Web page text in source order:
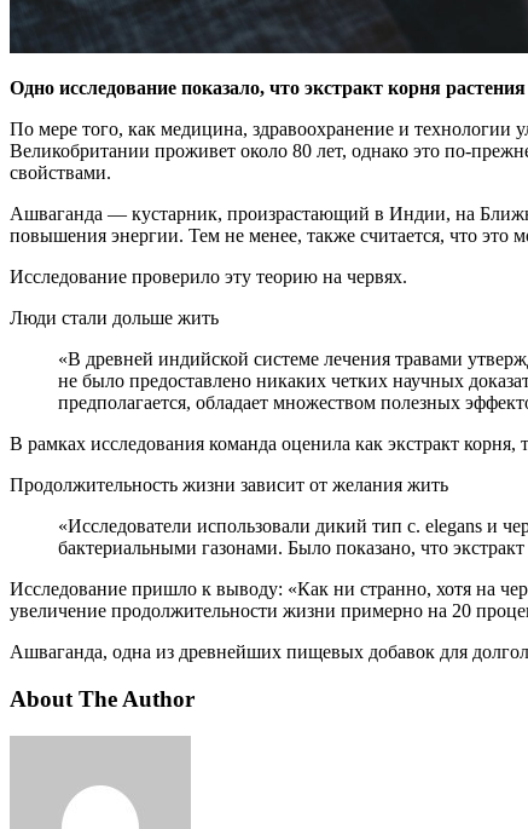
Одно исследование показало, что экстракт корня
По мере того, как медицина, здравоохранение и технологии
Великобритании проживет около 80 лет, однако это по-
свойствами.
Ашваганда — кустарник, произрастающий в Индии, на
повышения энергии. Тем не менее, также считается, что это
Исследование проверило эту теорию на червях.
Люди стали дольше жить
«В древней индийской системе лечения травами утверждается, что несколько аюрведических препаратов обладают эффектом увеличения продолжительности жизни. Но до сих пор
не было предоставлено никаких четких научных
предполагается, обладает множеством полезных
В рамках исследования команда оценила как экстракт
Продолжительность жизни зависит от желания жить
«Исследователи использовали дикий тип c. elegans и червей-мутантов и проанализировали их продолжительность жизни в экстракте ашваганды, нанесенном на чашки с
бактериальными газонами. Было показано, что
Исследование пришло к выводу: «Как ни странно, хотя на
увеличение продолжительности жизни примерно на 20
Ашваганда, одна из древнейших пищевых добавок для
About The Author